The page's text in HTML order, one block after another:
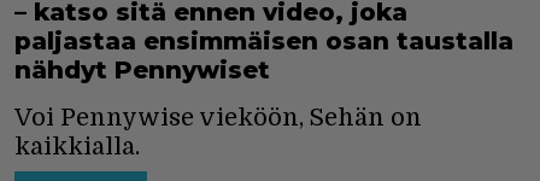
– katso sitä ennen video, joka
paljastaa ensimmäisen osan taustalla
nähdyt Pennywiset
Voi Pennywise vieköön, Sehän on
kaikkialla.